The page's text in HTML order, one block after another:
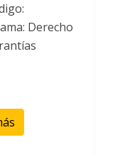
Derecho